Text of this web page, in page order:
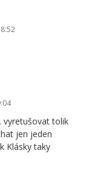
vyretušovat tolik
jen jeden
Klásky taky